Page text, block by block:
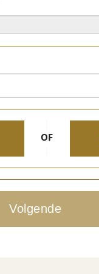
OF
Volgende